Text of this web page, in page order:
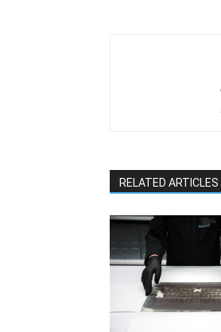
RELATED ARTICLES